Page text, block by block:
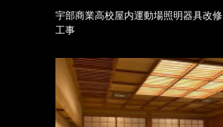
宇部商業高校屋内運動場照明器具改修
工事